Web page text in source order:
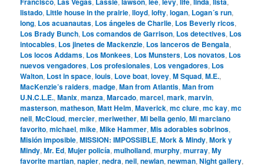
listado, Little house in the prairie,lloyd,lofty,logan, Logan´s run,
long, Los acuanautas, Los ángeles de Charlie, Los Beverly ricos,
Los Brady Bunch, Los comandos de Garrison, Los detectives, Los
intocables, Los jinetes de Mackenzie, Los lanceros de Bengala,
Los locos Addams, Los Monkees, Los Munsters, Los novatos, Los
nuevos vengadores, Los profesionales, Los vengadores, Los
Walton, Lost in space,louis, Love boat,lovey,M Squad,M.E.,
MacKenzie’s raiders,madge,Man from Atlantis,Man from
U.N.C.L.E.,Manix,manza,Marcado,marcel,mark,marvin,
masterson,matheson,Matt Helm,Maverick,mc clure,mc kay,mc
neil,McCloud,mercier,meriwether,Mi bella genio,Mi marciano
favorito,michael,mike,Mike Hammer,Mis adorables sobrinos,
Misión imposible,MISSION: IMPOSSIBLE,Mork & Mindy,Mork y
Mindy,Mr. Ed,Mujer policía,mulholland,murphy,murray,My
favorite martian,napier,nedra,neil,newlan,newman,Night gallery,